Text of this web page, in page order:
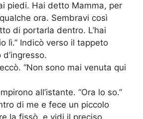
piedi. Hai detto Mamma, per
ora. Sembravi così
di portarla dentro. L’hai
lì.” Indicò verso il tappeto
“Non sono mai venuta qui
all’istante. “Ora lo so.”
di me e fece un piccolo